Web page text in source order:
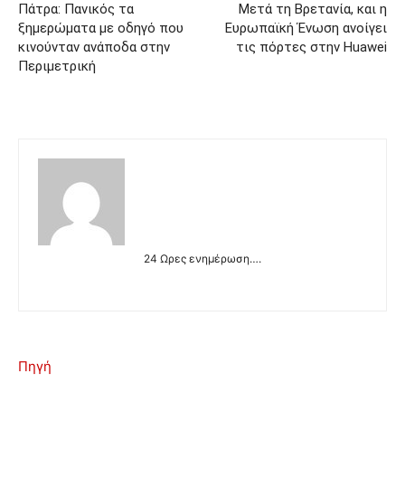
Πάτρα: Πανικός τα
ξημερώματα με οδηγό που
κινούνταν ανάποδα στην
Περιμετρική
Μετά τη Βρετανία, και η
Ευρωπαϊκή Ένωση ανοίγει
τις πόρτες στην Huawei
24 Ωρες ενημέρωση….
Πηγή